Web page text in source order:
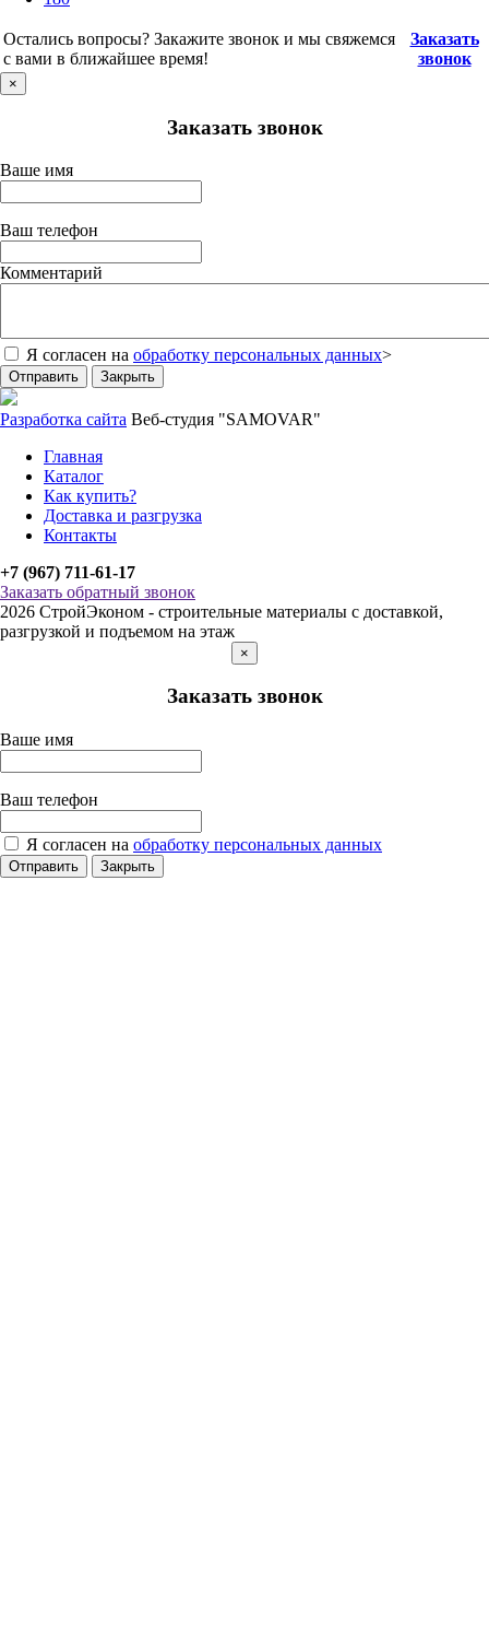
Остались вопросы? Закажите звонок и мы свяжемся
с вами в ближайшее время!
Заказать
звонок
×
Заказать звонок
Ваше имя
Ваш телефон
Комментарий
Я согласен на обработку персональных данных>
Отправить Закрыть
Разработка сайта Веб-студия "SAMOVAR"
Главная
Каталог
Как купить?
Доставка и разгрузка
Контакты
+7 (967) 711-61-17
Заказать обратный звонок
2026 СтройЭконом - строительные материалы с доставкой,
разгрузкой и подъемом на этаж
×
Заказать звонок
Ваше имя
Ваш телефон
Я согласен на обработку персональных данных
Отправить Закрыть